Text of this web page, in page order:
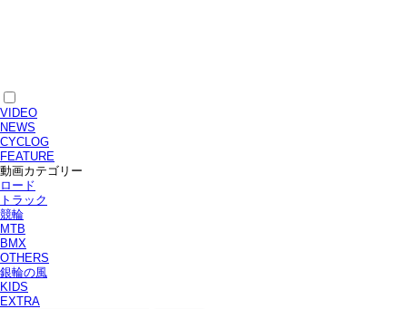
VIDEO
NEWS
CYCLOG
FEATURE
動画カテゴリー
ロード
トラック
競輪
MTB
BMX
OTHERS
銀輪の風
KIDS
EXTRA